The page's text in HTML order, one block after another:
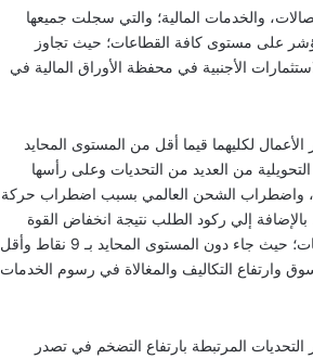
والخدمات المالية؛ والتي سجلت جميعها
على مستوى كافة القطاعات؛ حيث تجاوز
الاستثمارات الأجنبية في محفظة الأوراق المالية في
لكليهما قيما أقل من المستوى المحايد
من العديد من التحديات وعلى رأسها
واضطراب الشحن العالمي بسبب اضطراب حركة
بالإضافة إلي ركود الطلب نتيجة انخفاض القوة
الشرائية. وسجل قطاع التشييد والبناء أقل قيم للمؤشر مقارنة بباقي القطاعات؛ حيث جاء دون المستوى المحايد بـ 9 نقاط وأقل
وارتفاع التكاليف والمغالاة في رسوم الخدمات
المرتبطة بارتفاع التضخم في تصدر